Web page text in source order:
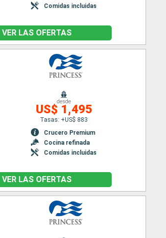
Comidas incluidas
VER LAS OFERTAS
desde
US$ 1,495
Tasas: +US$ 883
Crucero Premium
Cocina refinada
Comidas incluidas
VER LAS OFERTAS